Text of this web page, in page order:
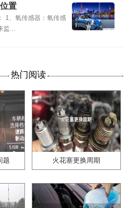
置
1、氧传感器：氧传感
监...
热门阅读
题 火花塞更换周期